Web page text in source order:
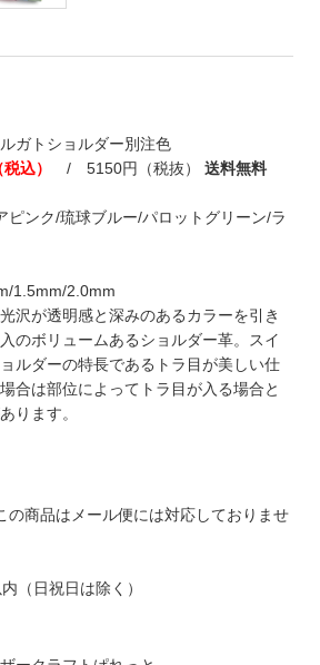
ガトショルダー別注色
込）
/ 5150円（税抜） 送料無料
ンク/琉球ブルー/パロットグリーン/ラ
1.5mm/2.0mm
沢が透明感と深みのあるカラーを引き
のボリュームあるショルダー革。スイ
ルダーの特長であるトラ目が美しい仕
合は部位によってトラ目が入る場合と
ります。
の商品はメール便には対応しておりませ
（日祝日は除く）